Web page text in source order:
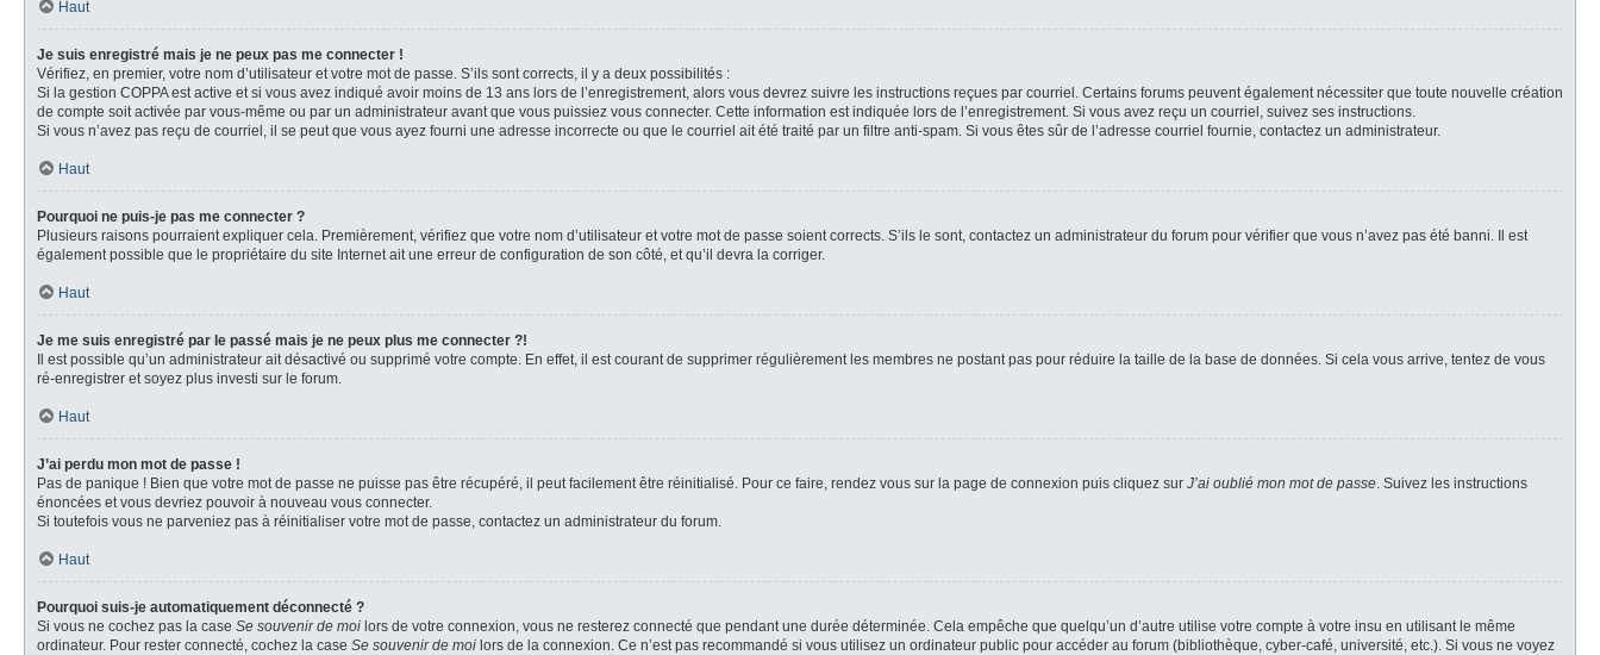
Haut
Je suis enregistré mais je ne peux pas me connecter !
Vérifiez, en premier, votre nom d’utilisateur et votre mot de passe. S’ils sont corrects, il y a deux possibilités :
Si la gestion COPPA est active et si vous avez indiqué avoir moins de 13 ans lors de l’enregistrement, alors vous devrez suivre les instructions reçues par courriel. Certains forums peuvent également nécessiter que toute nouvelle création
de compte soit activée par vous-même ou par un administrateur avant que vous puissiez vous connecter. Cette information est indiquée lors de l’enregistrement. Si vous avez reçu un courriel, suivez ses instructions.
Si vous n’avez pas reçu de courriel, il se peut que vous ayez fourni une adresse incorrecte ou que le courriel ait été traité par un filtre anti-spam. Si vous êtes sûr de l’adresse courriel fournie, contactez un administrateur.
Haut
Pourquoi ne puis-je pas me connecter ?
Plusieurs raisons pourraient expliquer cela. Premièrement, vérifiez que votre nom d’utilisateur et votre mot de passe soient corrects. S’ils le sont, contactez un administrateur du forum pour vérifier que vous n’avez pas été banni. Il est
également possible que le propriétaire du site Internet ait une erreur de configuration de son côté, et qu’il devra la corriger.
Haut
Je me suis enregistré par le passé mais je ne peux plus me connecter ?!
Il est possible qu’un administrateur ait désactivé ou supprimé votre compte. En effet, il est courant de supprimer régulièrement les membres ne postant pas pour réduire la taille de la base de données. Si cela vous arrive, tentez de vous
ré-enregistrer et soyez plus investi sur le forum.
Haut
J’ai perdu mon mot de passe !
Pas de panique ! Bien que votre mot de passe ne puisse pas être récupéré, il peut facilement être réinitialisé. Pour ce faire, rendez vous sur la page de connexion puis cliquez sur J’ai oublié mon mot de passe. Suivez les instructions
énoncées et vous devriez pouvoir à nouveau vous connecter.
Si toutefois vous ne parveniez pas à réinitialiser votre mot de passe, contactez un administrateur du forum.
Haut
Pourquoi suis-je automatiquement déconnecté ?
Si vous ne cochez pas la case Se souvenir de moi lors de votre connexion, vous ne resterez connecté que pendant une durée déterminée. Cela empêche que quelqu’un d’autre utilise votre compte à votre insu en utilisant le même
ordinateur. Pour rester connecté, cochez la case Se souvenir de moi lors de la connexion. Ce n’est pas recommandé si vous utilisez un ordinateur public pour accéder au forum (bibliothèque, cyber-café, université, etc.). Si vous ne voyez